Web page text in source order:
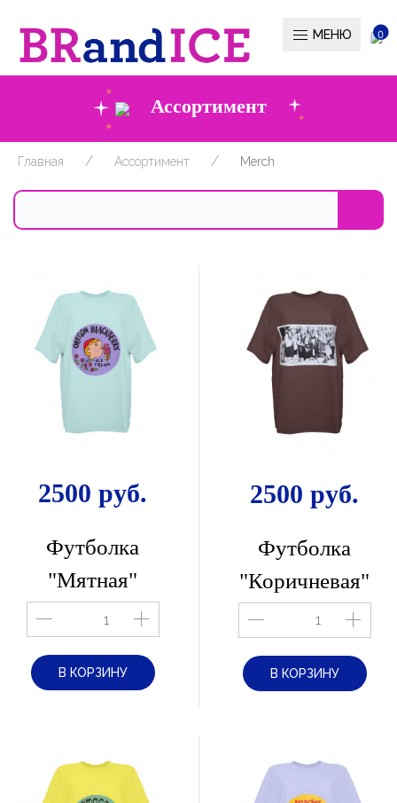
МЕНЮ 0
Ассортимент
Главная Ассортимент Merch
2500 руб.
Футболка
"Мятная"
В КОРЗИНУ
2500 руб.
Футболка
"Коричневая"
В КОРЗИНУ